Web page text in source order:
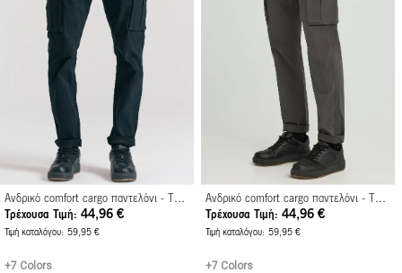
Τρέχουσα Τιμή
44,96 €
Τιμή καταλόγου 59,95 €
+7 Colors
Τρέχουσα Τιμή
44,96 €
Τιμή καταλόγου 59,95 €
+7 Colors